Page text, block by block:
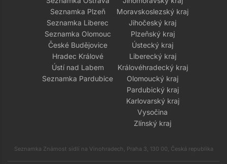
Seznamka Plzeň
Seznamka Liberec
Seznamka Olomouc
České Budějovice
Hradec Králové
Ústí nad Labem
Seznamka Pardubice
Moravskoslezský kraj
Jihočeský kraj
Plzeňský kraj
Ústecký kraj
Liberecký kraj
Královéhradecký kraj
Olomoucký kraj
Pardubický kraj
Karlovarský kraj
Vysočina
Zlínský kraj
Seznamka Známost sídlí na Vinohradech, Praha 3, 130 00, Česká republika